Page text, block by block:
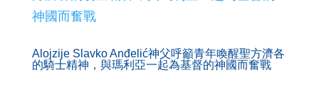
Alojzije Slavko Anđelić神父呼籲青年喚醒聖方濟各
的騎士精神，與瑪利亞一起為基督的神國而奮戰